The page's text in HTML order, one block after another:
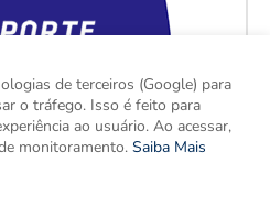
de terceiros (Google) para
o tráfego. Isso é feito para
ao usuário. Ao acessar,
monitoramento. Saiba Mais